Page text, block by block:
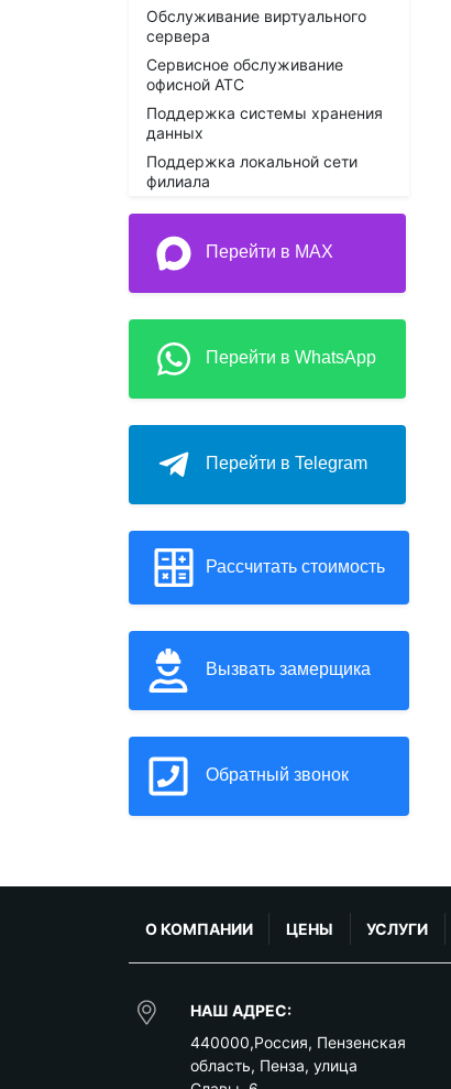
Обслуживание виртуального
сервера
Сервисное обслуживание
офисной АТС
Поддержка системы хранения
данных
Поддержка локальной сети
филиала
Перейти в MAX
Перейти в WhatsApp
Перейти в Telegram
Рассчитать стоимость
Вызвать замерщика
Обратный звонок
О КОМПАНИИ ЦЕНЫ УСЛУГИ
НАШ АДРЕС:
440000,Россия, Пензенская
область, Пенза,улица